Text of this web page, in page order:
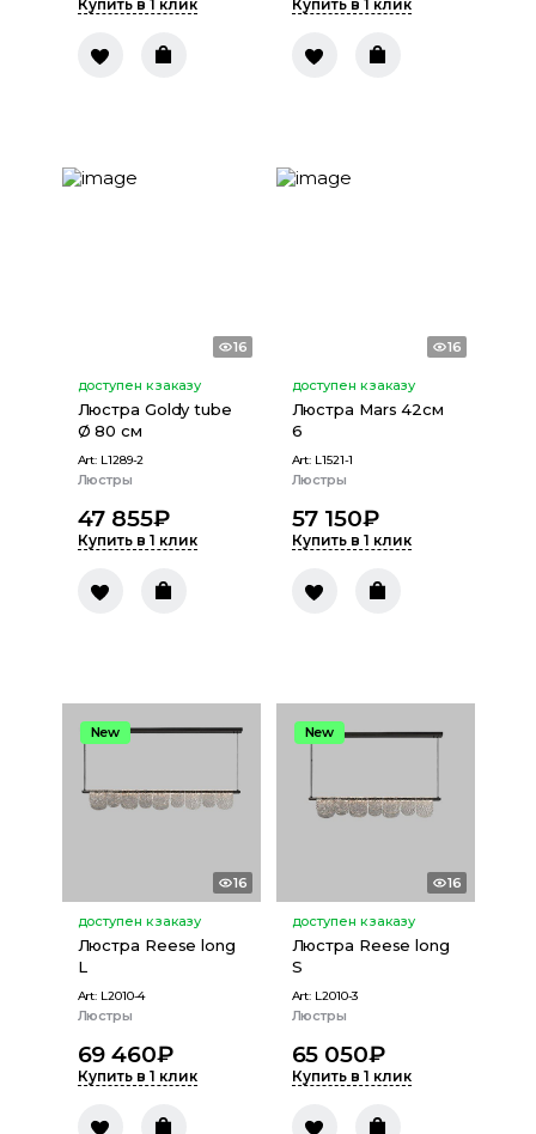
Купить в 1 клик Купить в 1 клик
16
доступен к заказу
Люстра Goldy tube
Ø 80 см
Art: L1289-2
Люстры
47 855₽
Купить в 1 клик
16
доступен к заказу
Люстра Mars 42см
6
Art: L1521-1
Люстры
57 150₽
Купить в 1 клик
New
16
доступен к заказу
Люстра Reese long
L
Art: L2010-4
Люстры
69 460₽
Купить в 1 клик
New
16
доступен к заказу
Люстра Reese long
S
Art: L2010-3
Люстры
65 050₽
Купить в 1 клик